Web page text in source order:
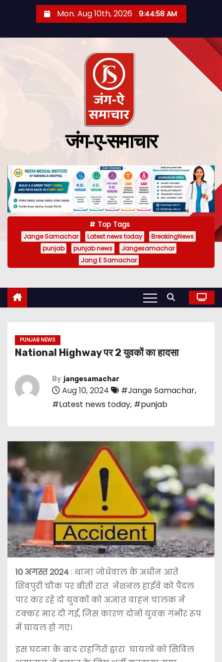
Mon. Aug 10th, 2026 9:44:59 AM
जंग-ए-समाचार
Top Tags
Jange Samachar Latest news today
BreakingNews
punjab
punjab news
Jangesamachar
Jang E Samachar
PUNJAB NEWS
National Highway पर 2 युवकों का हादसा
By jangesamachar
Aug 10, 2024 #Jange Samachar,
#Latest news today, #punjab
10 अगस्त 2024: थाना जोधेवाल के अधीन आते
शिवपुरी चौक पर बीती रात नेशनल हाईवे को पैदल
पार कर रहे दो युवकों को अज्ञात वाहन चालक ने
टक्कर मार दी गई, जिस कारण दोनों युवक गंभीर रूप
में घायल हो गए।
इस घटना के बाद राहगिरों द्वारा घायलों को सिविल